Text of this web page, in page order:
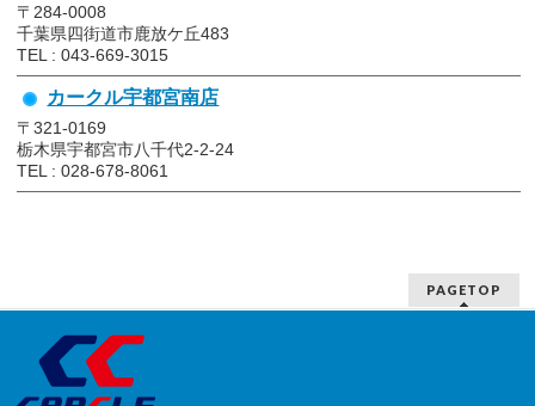
〒284-0008
千葉県四街道市鹿放ケ丘483
TEL : 043-669-3015
カークル宇都宮南店
〒321-0169
栃木県宇都宮市八千代2-2-24
TEL : 028-678-8061
PAGETOP